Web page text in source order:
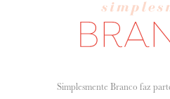
Simplesmente Branco faz